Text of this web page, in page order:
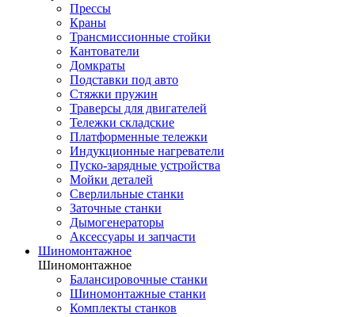
Прессы
Краны
Трансмиссионные стойки
Кантователи
Домкраты
Подставки под авто
Стяжки пружин
Траверсы для двигателей
Тележки складские
Платформенные тележки
Индукционные нагреватели
Пуско-зарядные устройства
Мойки деталей
Сверлильные станки
Заточные станки
Дымогенераторы
Аксессуары и запчасти
Шиномонтажное
Шиномонтажное
Балансировочные станки
Шиномонтажные станки
Комплекты станков